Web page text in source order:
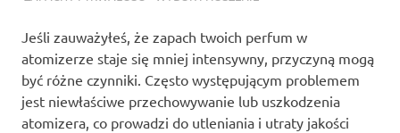
Jeśli zauważyłeś, że zapach twoich perfum w
atomizerze staje się mniej intensywny, przyczyną mogą
być różne czynniki. Często występującym problemem
jest niewłaściwe przechowywanie lub uszkodzenia
atomizera, co prowadzi do utleniania i utraty jakości